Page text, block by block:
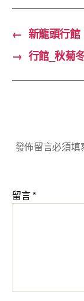
← 新龍頭行館
→ 行館_秋菊
發佈留言必須填
留言*